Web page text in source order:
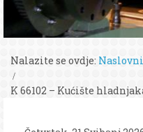
Nalazite se ovdje:
K 66102 – Kućište